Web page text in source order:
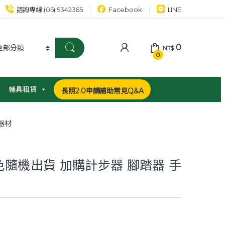
諮詢專線 (05) 5342365 Facebook LINE
0
NT$0
輔具租賃 長照2.0申請補助常見Q&A
材
機出貨 加購計步器 腳踏器 手